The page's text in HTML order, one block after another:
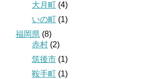
大月町 (4)
いの町 (1)
福岡県 (8)
赤村 (2)
筑後市 (1)
鞍手町 (1)